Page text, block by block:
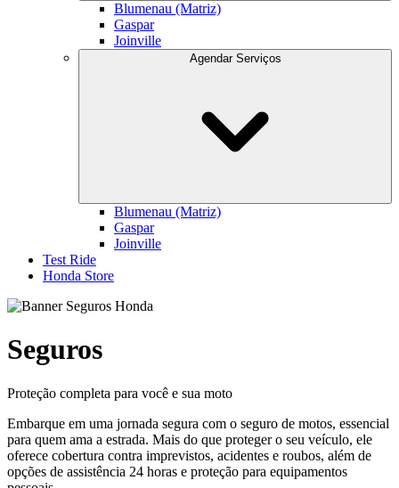
Blumenau (Matriz)
Gaspar
Joinville
Blumenau (Matriz)
Gaspar
Joinville
Test Ride
Honda Store
Seguros
Proteção completa para você e sua moto
Embarque em uma jornada segura com o seguro de motos, essencial
para quem ama a estrada. Mais do que proteger o seu veículo, ele
oferece cobertura contra imprevistos, acidentes e roubos, além de
opções de assistência 24 horas e proteção para equipamentos